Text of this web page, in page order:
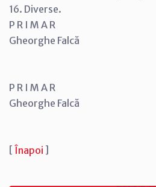
16. Diverse.
P R I M A R
Gheorghe Falcă
P R I M A R
Gheorghe Falcă
[ Înapoi ]